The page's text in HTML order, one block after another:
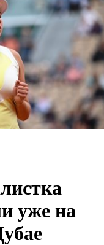
уже на